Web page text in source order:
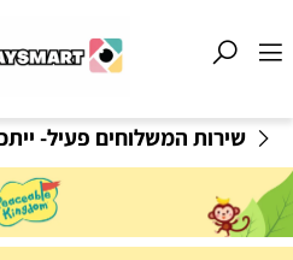
ייתכנו זמני אספקה
בהתאם לתקנון!